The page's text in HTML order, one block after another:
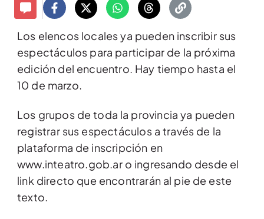
Los elencos locales ya pueden inscribir sus
espectáculos para participar de la próxima
edición del encuentro. Hay tiempo hasta el
10 de marzo.
Los grupos de toda la provincia ya pueden
registrar sus espectáculos a través de la
plataforma de inscripción en
www.inteatro.gob.ar o ingresando desde el
link directo que encontrarán al pie de este
texto.